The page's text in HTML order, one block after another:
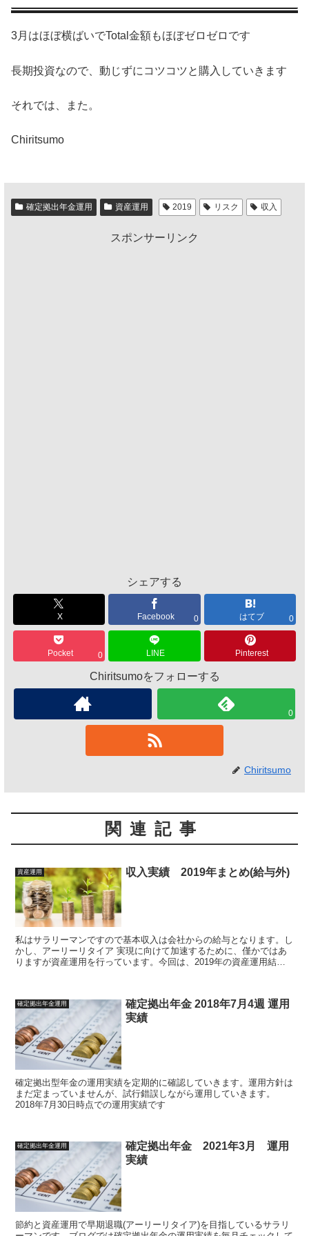
3月はほぼ横ばいでTotal金額もほぼゼロゼロです
長期投資なので、動じずにコツコツと購入していきます
それでは、また。
Chiritsumo
確定拠出年金運用 資産運用 2019 リスク 収入
スポンサーリンク
シェアする
X Facebook 0 はてブ 0
Pocket 0 LINE Pinterest
Chiritsumoをフォローする
0
Chiritsumo
関連記事
資産運用 収入実績 2019年まとめ(給与外)
私はサラリーマンですので基本収入は会社からの給与となります。し
かし、アーリーリタイア 実現に向けて加速するために、僅かではあ
りますが資産運用を行っています。今回は、2019年の資産運用結果
確定拠出年金運用
確定拠出年金 2018年7月4週 運用
実績
確定拠出型年金の運用実績を定期的に確認していきます。運用方針は
まだ定まっていませんが、試行錯誤しながら運用していきます。
2018年7月30日時点での運用実績です
確定拠出年金運用
確定拠出年金 2021年3月 運用
実績
節約と資産運用で早期退職(アーリーリタイア)を目指しているサラリ